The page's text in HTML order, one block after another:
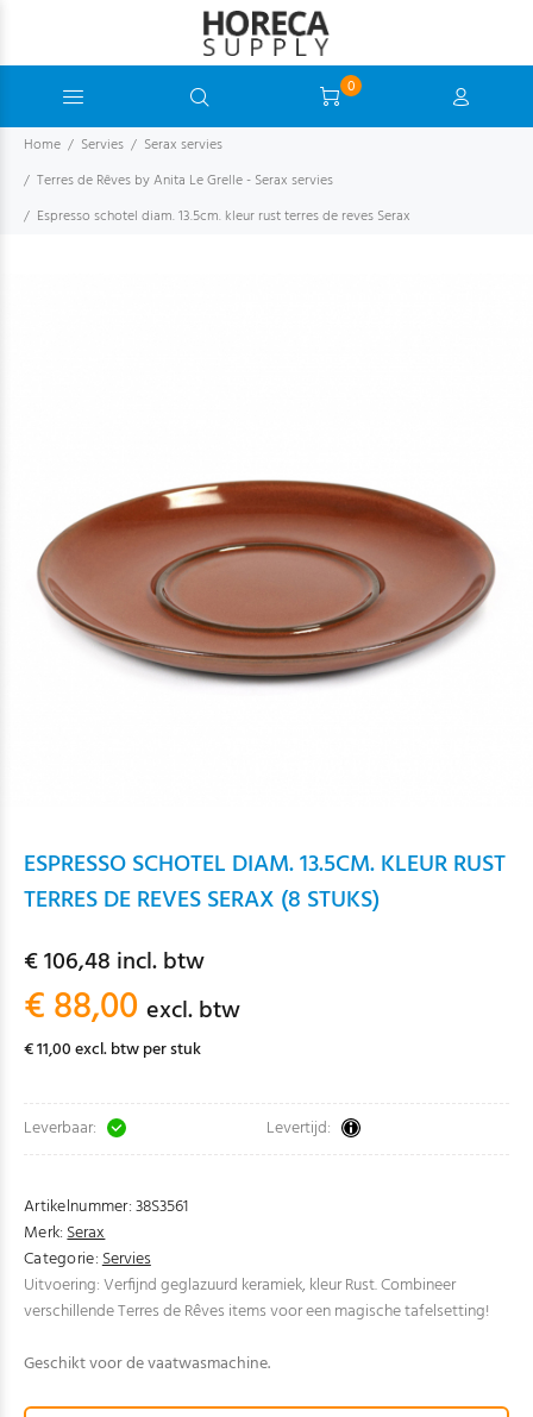
0
Home Servies
Serax servies
Terres de Rêves by Anita Le Grelle - Serax servies
Espresso schotel diam. 13.5cm. kleur rust terres de reves Serax
ESPRESSO SCHOTEL DIAM. 13.5CM. KLEUR RUST
TERRES DE REVES SERAX (8 STUKS)
€ 106,48 incl. btw
€ 88,00 excl. btw
€ 11,00 excl. btw per stuk
Leverbaar: Levertijd:
Artikelnummer:38S3561
Merk:Serax
Categorie:Servies
Uitvoering: Verfijnd geglazuurd keramiek, kleur Rust. Combineer
verschillende Terres de Rêves items voor een magische tafelsetting!
Geschikt voor de vaatwasmachine.